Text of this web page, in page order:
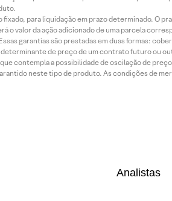
para liquidação em prazo determinado. O
valor da ação adicionado de uma parcela
garantias são prestadas em duas formas:
de preço de um contrato futuro ou
contempla a possibilidade de oscilação de
neste tipo de produto. As condições de
Analistas